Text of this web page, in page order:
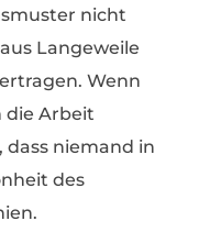
nicht
Langeweile
Wenn
die Arbeit
niemand in
des